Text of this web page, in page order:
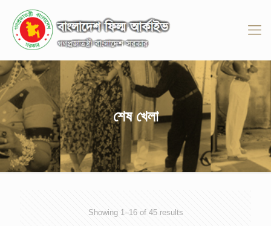
শেষ খেলা
Showing 1–16 of 45 results